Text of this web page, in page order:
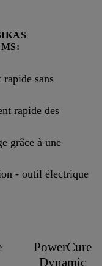
rapide sans
rapide des
grâce à une
- outil électrique
PowerCure
Dynamic